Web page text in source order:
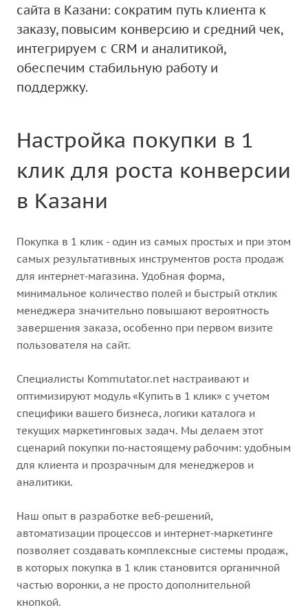
сайта в Казани: сократим путь клиента к
заказу, повысим конверсию и средний чек,
интегрируем с CRM и аналитикой,
обеспечим стабильную работу и
поддержку.
Настройка покупки в 1
клик для роста конверсии
в Казани
Покупка в 1 клик - один из самых простых и при этом
самых результативных инструментов роста продаж
для интернет‑магазина. Удобная форма,
минимальное количество полей и быстрый отклик
менеджера значительно повышают вероятность
завершения заказа, особенно при первом визите
пользователя на сайт.
Специалисты Kommutator.net настраивают и
оптимизируют модуль «Купить в 1 клик» с учетом
специфики вашего бизнеса, логики каталога и
текущих маркетинговых задач. Мы делаем этот
сценарий покупки по‑настоящему рабочим: удобным
для клиента и прозрачным для менеджеров и
аналитики.
Наш опыт в разработке веб‑решений,
автоматизации процессов и интернет‑маркетинге
позволяет создавать комплексные системы продаж,
в которых покупка в 1 клик становится органичной
частью воронки, а не просто дополнительной
кнопкой.